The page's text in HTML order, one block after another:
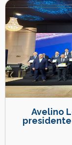
Avelino
presidente